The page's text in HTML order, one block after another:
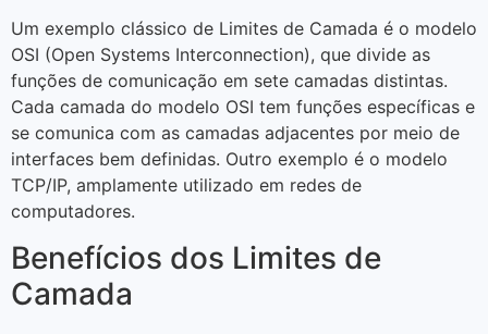
Um exemplo clássico de Limites de Camada é o modelo
OSI (Open Systems Interconnection), que divide as
funções de comunicação em sete camadas distintas.
Cada camada do modelo OSI tem funções específicas e
se comunica com as camadas adjacentes por meio de
interfaces bem definidas. Outro exemplo é o modelo
TCP/IP, amplamente utilizado em redes de
computadores.
Benefícios dos Limites de
Camada